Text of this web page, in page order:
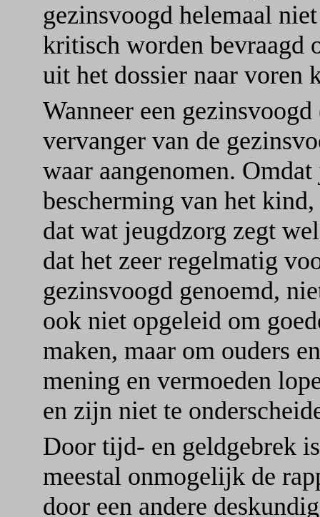
gezinsvoogd helemaal
kritisch worden bevraagd
uit het dossier naar voren
Wanneer een
vervanger van de
waar aangenomen.
bescherming van het
dat wat jeugdzorg zegt
dat het zeer regelmatig
gezinsvoogd genoemd,
ook niet opgeleid om
maken, maar om ouders
mening en vermoeden
en zijn niet te
Door tijd- en geldgebrek
meestal onmogelijk de
door een andere